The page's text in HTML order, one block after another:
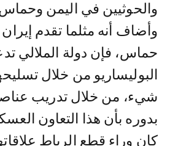
والحوثيين في اليمن
وأضاف أنه مثلما تقدم
حماس، فإن دولة الملالي
البوليساريو من خلال
شيء، من خلال تدريب
بدوره بأن هذا التعاون
كان وراء قطع الرباط